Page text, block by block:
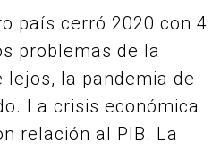
país cerró 2020 con 4
problemas de la
la pandemia de
La crisis económica
relación al PIB. La